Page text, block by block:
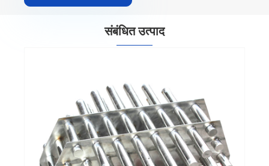
संबंधित उत्पाद
और देखें >>